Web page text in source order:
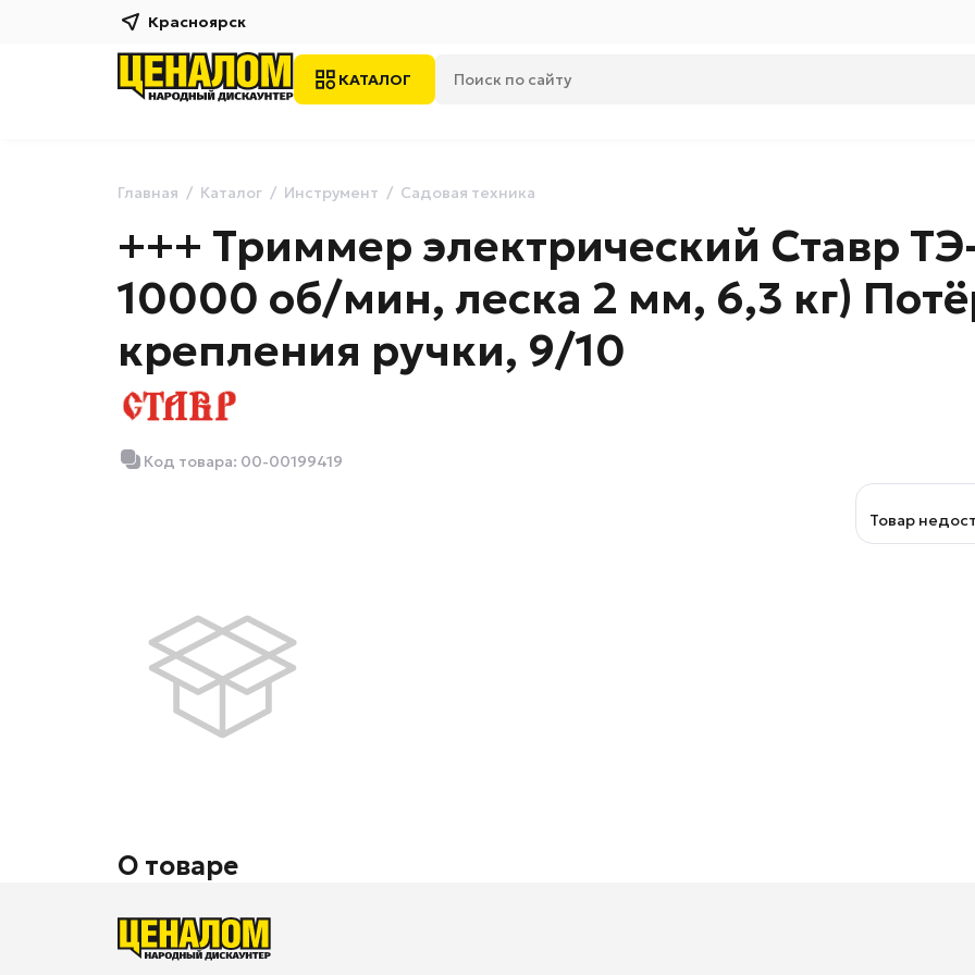
Красноярск
КАТАЛОГ
Главная Каталог Инструмент Садовая техника
+++ Триммер электрический Ставр
10000 об/мин, леска 2 мм, 6,3 кг)
крепления ручки, 9/10
Код товара: 00-00199419
Товар
О товаре